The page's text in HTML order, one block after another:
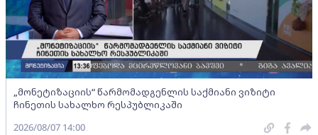
„მონეტიზაციის“ წარმომადგენლის საქმიანი ვიზიტი
ჩინეთის სახალხო რესპუბლიკაში
2026/08/07 14:00